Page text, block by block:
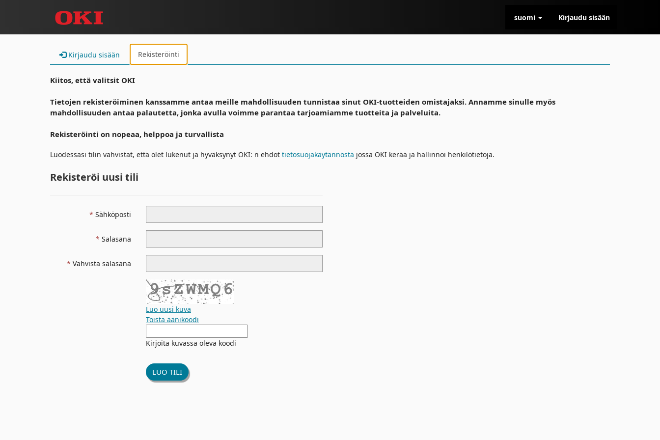
suomi Kirjaudu sisään
Kirjaudu sisään Rekisteröinti
Kiitos, että valitsit OKI
Tietojen rekisteröiminen kanssamme antaa meille mahdollisuuden tunnistaa sinut OKI-tuotteiden omistajaksi. Annamme sinulle myös
mahdollisuuden antaa palautetta, jonka avulla voimme parantaa tarjoamiamme tuotteita ja palveluita.
Rekisteröinti on nopeaa, helppoa ja turvallista
Luodessasi tilin vahvistat, että olet lukenut ja hyväksynyt OKI: n ehdot tietosuojakäytännöstä jossa OKI kerää ja hallinnoi henkilötietoja.
Rekisteröi uusi tili
Sähköposti
Salasana
Vahvista salasana
Luo uusi kuva
Toista äänikoodi
kuva
Kirjoita kuvassa oleva koodi